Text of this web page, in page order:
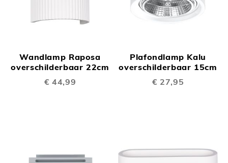
Wandlamp Raposa
overschilderbaar 22cm
€ 44,99
Plafondlamp Kalu
overschilderbaar 15cm
€ 27,95